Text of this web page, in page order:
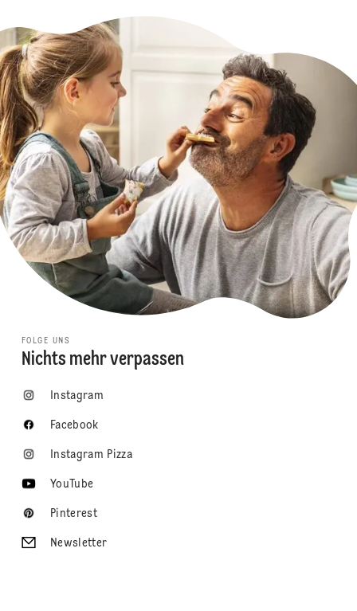
FOLGE UNS
Nichts mehr verpassen
Instagram
Facebook
Instagram Pizza
YouTube
Pinterest
Newsletter